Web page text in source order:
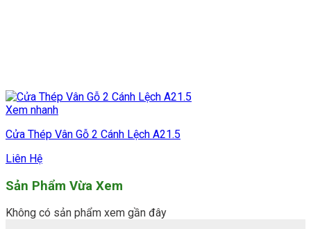
Xem nhanh
Cửa Thép Vân Gỗ 2 Cánh Lệch A21.5
Liên Hệ
Sản Phẩm Vừa Xem
Không có sản phẩm xem gần đây